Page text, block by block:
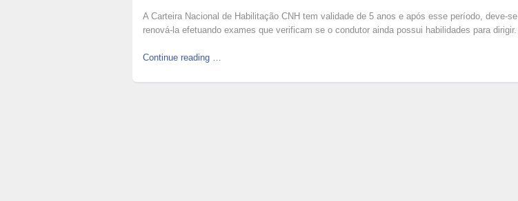
A Carteira Nacional de Habilitação CNH tem validade de 5 anos e após esse período, deve-se
renová-la efetuando exames que verificam se o condutor ainda possui habilidades para dirigir.
Continue reading …